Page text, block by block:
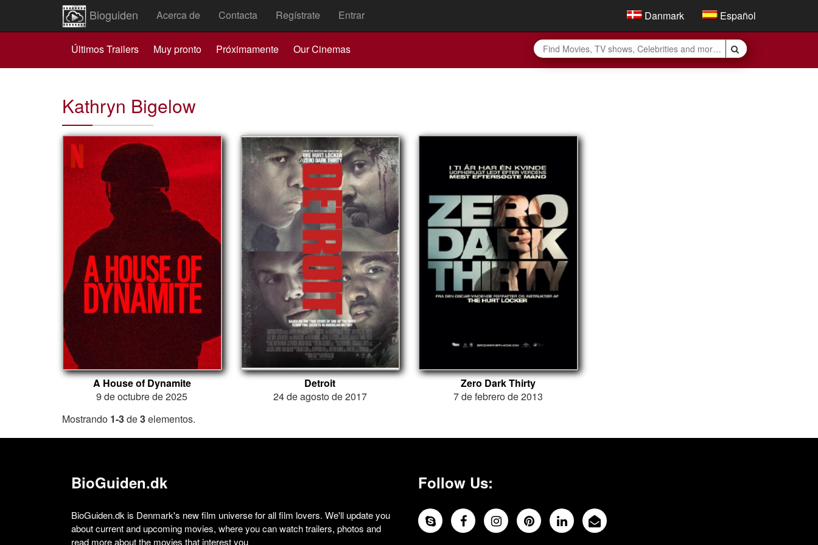
Bioguiden Acerca de Contacta Regístrate Entrar Danmark Español
Últimos Trailers Muy pronto Próximamente Our Cinemas
Kathryn Bigelow
A House of Dynamite
9 de octubre de 2025
Detroit
24 de agosto de 2017
Zero Dark Thirty
7 de febrero de 2013
Mostrando 1-3de3elementos.
BioGuiden.dk
BioGuiden.dk is Denmark's new film universe for all film lovers. We'll update you
about current and upcoming movies, where you can watch trailers, photos and
read more about the movies that interest you
Follow Us: